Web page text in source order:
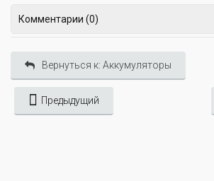
Комментарии (0)
Вернуться к: Аккумуляторы
Предыдущий